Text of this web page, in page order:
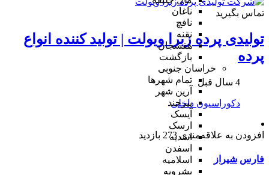
ناغان
نافچ
نقنه
هفشجان
بازگشت
خراسان جنوبی
تمام شهر‌ها
آرین شهر
بیرجند
آیسک
ارسک
اسدیه
اسفدن
اسلامیه
بشرویه
تماس بگیرید
تولیدی پرده زبرا ویولت | تولید کننده انواع
پرده
4 سال قبل
دکوراسیون داخلی
افزودن به علاقه‌مندی 273 بازدید
فارس شیراز